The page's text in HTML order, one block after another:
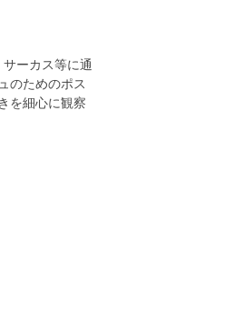
ーカス等に通
のためのポス
を細心に観察